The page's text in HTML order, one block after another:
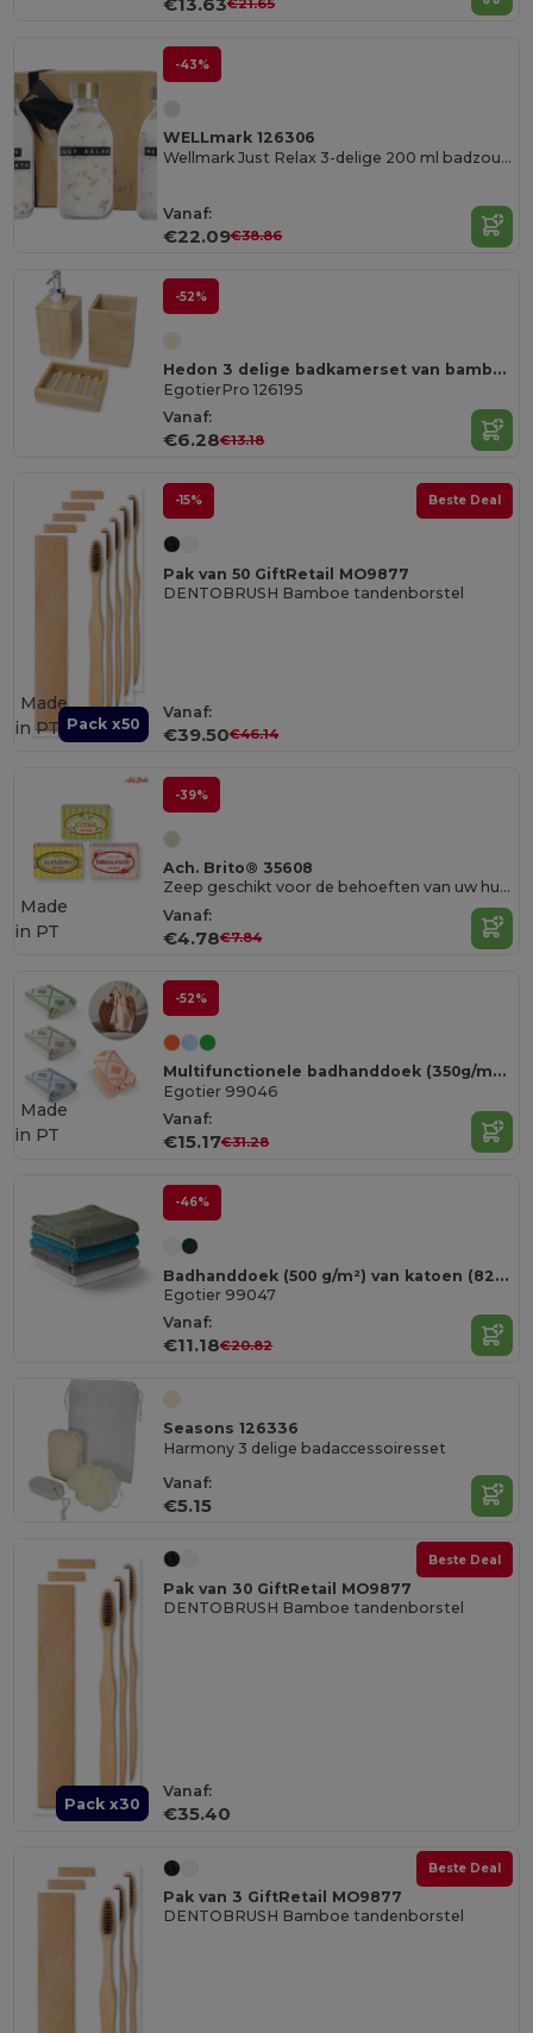
€21.65
-43%
WELLmark 126306
Wellmark Just Relax 3-delige 200 ml badzoutcadeauset
Vanaf:
€22.09€38.86
-52%
Hedon 3 delige badkamerset van bamboe
EgotierPro 126195
Vanaf:
€6.28€13.18
Pack x50
-15% Beste Deal
Pak van 50 GiftRetail MO9877
DENTOBRUSH Bamboe tandenborstel
Vanaf:
€39.50€46.14
Made
in PT
-39%
Ach. Brito® 35608
Zeep geschikt voor de behoeften van uw huid (100g)
Vanaf:
€4.78€7.84
Made
in PT
-52%
Multifunctionele badhanddoek (350g/m²) van licht en resistent katoen (85%) en gerecycleerd katoen (15%)
Egotier 99046
Vanaf:
€15.17€31.28
Made
in PT
-46%
Badhanddoek (500 g/m²) van katoen (82%) en gerecycleerd katoen (18%)
Egotier 99047
Vanaf:
€11.18€20.82
Seasons 126336
Harmony 3 delige badaccessoiresset
Vanaf:
€5.15
Pack x30
Beste Deal
Pak van 30 GiftRetail MO9877
DENTOBRUSH Bamboe tandenborstel
Vanaf:
€35.40
Beste Deal
Pak van 3 GiftRetail MO9877
DENTOBRUSH Bamboe tandenborstel